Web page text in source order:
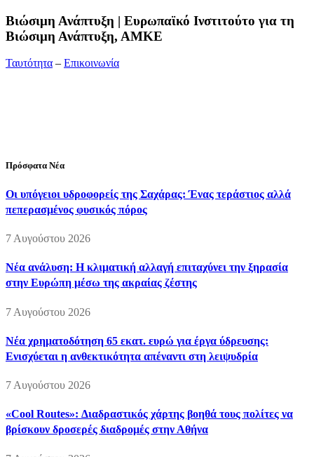
Bιώσιμη Ανάπτυξη | Ευρωπαϊκό Ινστιτούτο για τη
Βιώσιμη Ανάπτυξη, ΑΜΚΕ
Ταυτότητα – Επικοινωνία
Πρόσφατα Νέα
Οι υπόγειοι υδροφορείς της Σαχάρας: Ένας τεράστιος αλλά
πεπερασμένος φυσικός πόρος
7 Αυγούστου 2026
Νέα ανάλυση: Η κλιματική αλλαγή επιταχύνει την ξηρασία
στην Ευρώπη μέσω της ακραίας ζέστης
7 Αυγούστου 2026
Νέα χρηματοδότηση 65 εκατ. ευρώ για έργα ύδρευσης:
Ενισχύεται η ανθεκτικότητα απέναντι στη λειψυδρία
7 Αυγούστου 2026
«Cool Routes»: Διαδραστικός χάρτης βοηθά τους πολίτες να
βρίσκουν δροσερές διαδρομές στην Αθήνα